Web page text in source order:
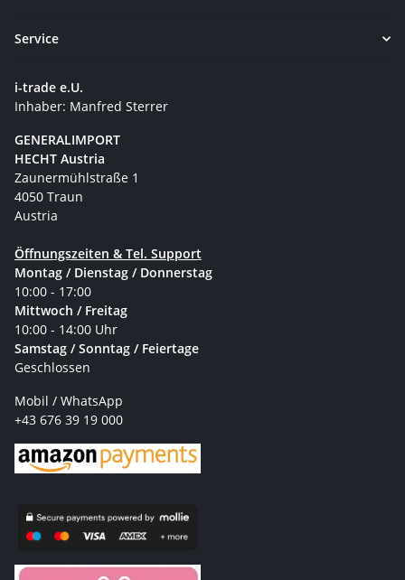
Service
i-trade e.U.
Inhaber: Manfred Sterrer
GENERALIMPORT
HECHT Austria
Zaunermühlstraße 1
4050 Traun
Austria
Öffnungszeiten & Tel. Support
Montag / Dienstag / Donnerstag
10:00 - 17:00
Mittwoch / Freitag
10:00 - 14:00 Uhr
Samstag / Sonntag / Feiertage
Geschlossen
Mobil / WhatsApp
+43 676 39 19 000